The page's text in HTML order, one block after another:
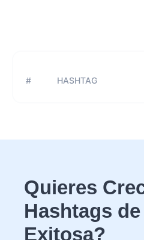
# HASHTAG
Quieres
Hashtags
Exitosa?